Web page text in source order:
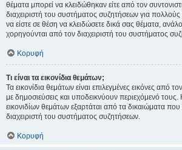
θέματα μπορεί να κλειδώθηκαν είτε από τον
διαχειριστή του συστήματος συζητήσεων για
να είστε σε θέση να κλειδώσετε δικά σας θέματα,
χορηγούνται από τον διαχειριστή του συστήματος
Κορυφή
Τι είναι τα εικονίδια θεμάτων;
Τα εικονίδια θεμάτων είναι επιλεγμένες εικόνες από
με δημοσιεύσεις και υποδεικνύουν περιεχόμενό
εικονιδίων θεμάτων εξαρτάται από τα δικαιώματα
διαχειριστή του συστήματος συζητήσεων.
Κορυφή